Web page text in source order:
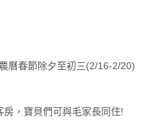
曆春節除夕至初三(2/16-2/20)
，寶貝們可與毛家長同住!